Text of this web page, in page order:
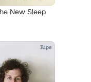
New Sleep